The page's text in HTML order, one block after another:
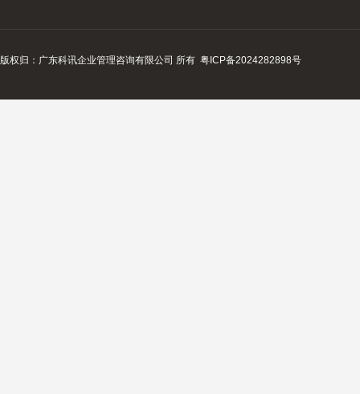
版权归：广东科讯企业管理咨询有限公司 所有 粤ICP备2024282898号